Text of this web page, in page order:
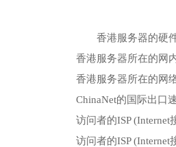
香港服务器的硬
香港服务器所在的网
香港服务器所在的网
ChinaNet的国际出口
访问者的ISP
访问者的ISP